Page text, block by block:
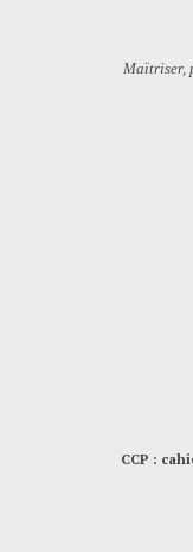
Maïtriser,
CCP :